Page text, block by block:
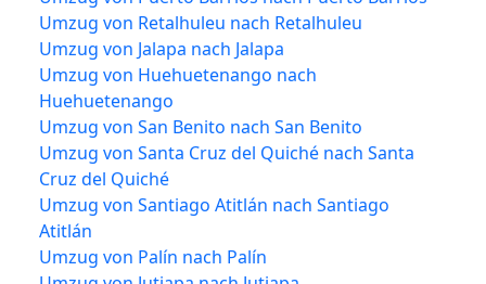
Umzug von Retalhuleu nach Retalhuleu
Umzug von Jalapa nach Jalapa
Umzug von Huehuetenango nach
Huehuetenango
Umzug von San Benito nach San Benito
Umzug von Santa Cruz del Quiché nach Santa
Cruz del Quiché
Umzug von Santiago Atitlán nach Santiago
Atitlán
Umzug von Palín nach Palín